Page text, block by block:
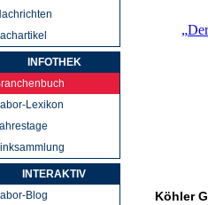
Köhler
INFOTHEK
Lexikon
INTERAKTIV
Blog